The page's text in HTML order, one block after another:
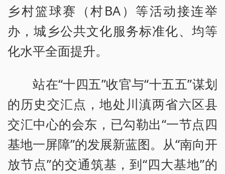
乡村篮球赛（村BA）等活动接连举
办，城乡公共文化服务标准化、均等
化水平全面提升。
站在“十四五”收官与“十五五”谋划
的历史交汇点，地处川滇两省六区县
交汇中心的会东，已勾勒出“一节点四
基地一屏障”的发展新蓝图。从“南向开
放节点”的交通筑基，到“四大基地”的